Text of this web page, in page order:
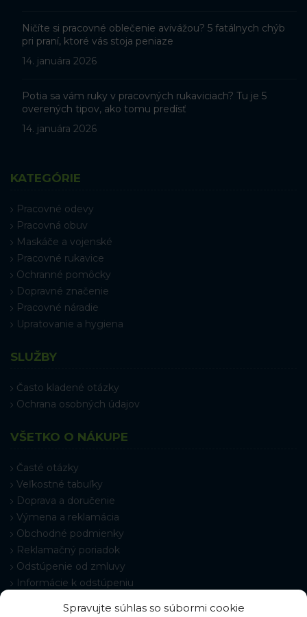
Spravujte súhlas so súbormi cookie
Ničíte si pracovné oblečenie avivážou? 5 fatálnych chýb
pri praní, ktoré vás stoja peniaze
14. januára 2026
Potia sa vám ruky v pracovných rukaviciach? Tu je 5
overených tipov, ako tomu predísť
14. januára 2026
KATEGÓRIE
Pracovné odevy
Pracovná obuv
Maskáče a vojenské
Pracovné rukavice
Ochranné pomôcky
Dopravné značenie
Pracovné náradie
Upratovanie a hygiena
SLUŽBY
Často kladené otázky
Ochrana osobných údajov
VŠETKO O NÁKUPE
Časté otázky
Veľkostné tabuľky
Doprava a doručenie
Výmena a reklamácia
Obchodné podmienky
Reklamačný poriadok
Odstúpenie od zmluvy
Informácie k odstúpeniu